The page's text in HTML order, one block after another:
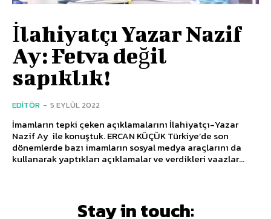
İlahiyatçı Yazar Nazif
Ay: Fetva değil
sapıklık!
EDITÖR - 5 EYLÜL 2022
İmamların tepki çeken açıklamalarını İlahiyatçı-Yazar
Nazif Ay ile konuştuk. ERCAN KÜÇÜK Türkiye’de son
dönemlerde bazı imamların sosyal medya araçlarını da
kullanarak yaptıkları açıklamalar ve verdikleri vaazlar...
Stay in touch: